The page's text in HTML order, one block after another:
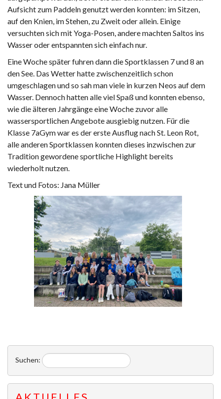
Aufsicht zum Paddeln genutzt werden konnten: im Sitzen,
auf den Knien, im Stehen, zu Zweit oder allein. Einige
versuchten sich mit Yoga-Posen, andere machten Saltos ins
Wasser oder entspannten sich einfach nur.
Eine Woche später fuhren dann die Sportklassen 7 und 8 an
den See. Das Wetter hatte zwischenzeitlich schon
umgeschlagen und so sah man viele in kurzen Neos auf dem
Wasser. Dennoch hatten alle viel Spaß und konnten ebenso,
wie die älteren Jahrgänge eine Woche zuvor alle
wassersportlichen Angebote ausgiebig nutzen. Für die
Klasse 7aGym war es der erste Ausflug nach St. Leon Rot,
alle anderen Sportklassen konnten dieses inzwischen zur
Tradition gewordene sportliche Highlight bereits
wiederholt nutzen.
Text und Fotos: Jana Müller
Suchen: